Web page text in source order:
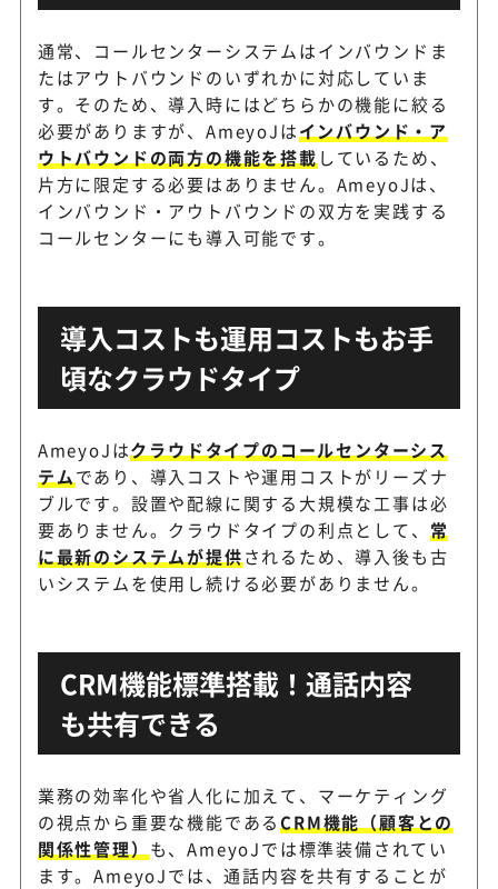
通常、コールセンターシステムはインバウンドま
たはアウトバウンドのいずれかに対応していま
す。そのため、導入時にはどちらかの機能に絞る
必要がありますが、AmeyoJはインバウンド・ア
ウトバウンドの両方の機能を搭載しているため、
片方に限定する必要はありません。AmeyoJは、
インバウンド・アウトバウンドの双方を実践する
コールセンターにも導入可能です。
導入コストも運用コストもお手
頃なクラウドタイプ
AmeyoJはクラウドタイプのコールセンターシス
テムであり、導入コストや運用コストがリーズナ
ブルです。設置や配線に関する大規模な工事は必
要ありません。クラウドタイプの利点として、 常
に最新のシステムが提供されるため、導入後も古
いシステムを使用し続ける必要がありません。
CRM機能標準搭載！通話内容
も共有できる
業務の効率化や省人化に加えて、マーケティング
の視点から重要な機能であるCRM機能（顧客との
関係性管理）も、AmeyoJでは標準装備されてい
ます。AmeyoJでは、通話内容を共有することが